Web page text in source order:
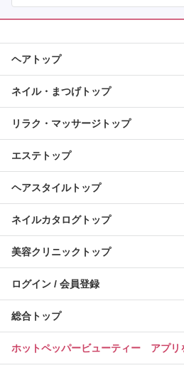
ヘアトップ
ネイル・まつげトップ
リラク・マッサージトップ
エステトップ
ヘアスタイルトップ
ネイルカタログトップ
美容クリニックトップ
ログイン / 会員登録
総合トップ
ホットペッパービューティー アプリ